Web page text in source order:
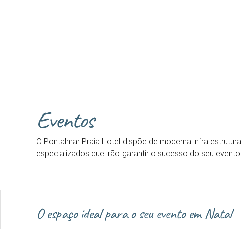
Eventos
O Pontalmar Praia Hotel dispõe de moderna infra
especializados que irão garantir o sucesso do seu
O espaço ideal para o seu evento em Natal